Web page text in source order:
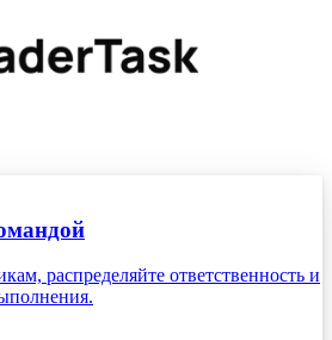
распределяйте ответственность и